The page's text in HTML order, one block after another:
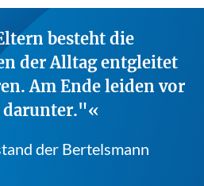
besteht die
der Alltag entgleitet
Am Ende leiden vor
darunter."
der Bertelsmann